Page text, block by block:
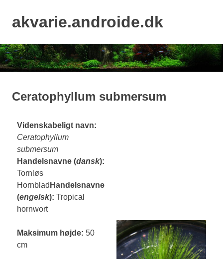
contentakvarie.androide.dk
Ceratophyllum submersum
Videnskabeligt navn:
Ceratophyllum
submersum
Handelsnavne (dansk):
Tornløs
Hornblad Handelsnavne
(engelsk): Tropical
hornwort
Maksimum højde: 50
cm